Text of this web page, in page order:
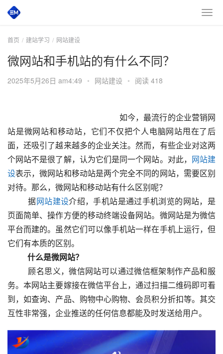
首页 建站学习 网站建设
微网站和手机站的有什么不同？
2025年5月26日 am4:49 • 网站建设 • 阅读 418
站是微网站和移动站，它们不仅把个人电脑网站甩在了后
面，还吸引了越来越多的企业关注。然而，有些企业对这两
个网站不是很了解，认为它们是同一个网站。对此， 网站建
设表示，微网站和移动站是两个完全不同的网站，需要区别
对待。那么，微网站和移动站有什么区别呢？
  　　据
网站建设介绍，手机站是通过手机浏览的网站，是
页面简单、操作方便的移动终端设备网站。微网站是为微信
平台而建的。虽然它们可以像手机站一样在手机上运行，但
它们有本质的区别。
什么是微网站？
务。本网站主要嫁接在微信平台上，通过扫描二维码即可看
到，如查询、产品、购物中心购物、会员积分折扣等。其交
互性非常强，企业推送的任何信息都能及时发送给用户。